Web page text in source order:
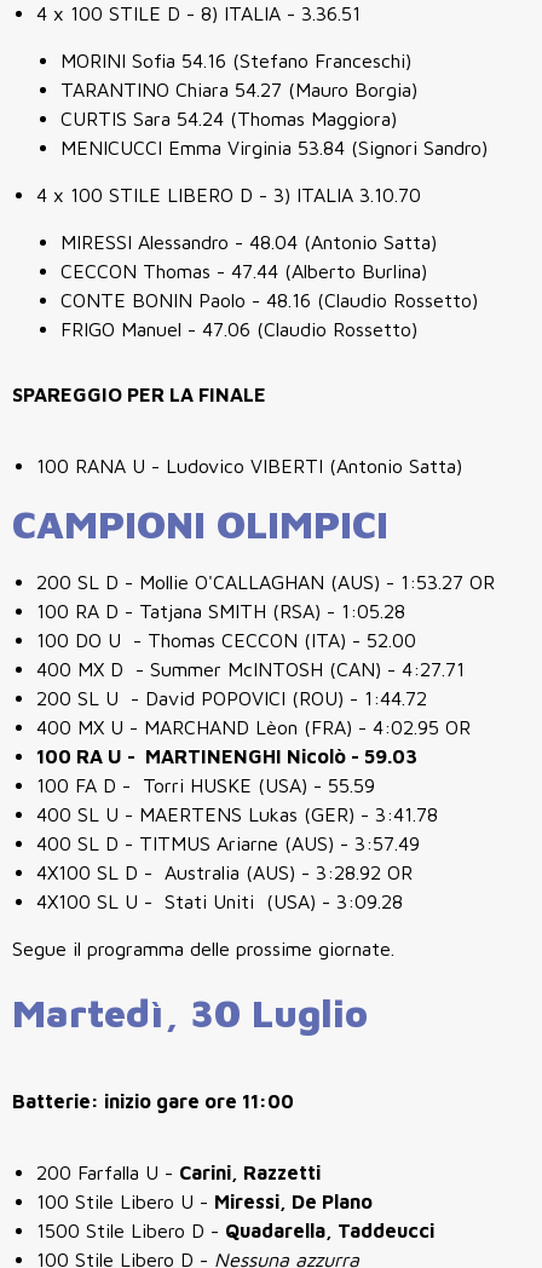
4 x 100 STILE D - 8) ITALIA - 3.36.51
MORINI Sofia 54.16 (Stefano Franceschi)
TARANTINO Chiara 54.27 (Mauro Borgia)
CURTIS Sara 54.24 (Thomas Maggiora)
MENICUCCI Emma Virginia 53.84 (Signori Sandro)
4 x 100 STILE LIBERO D - 3) ITALIA 3.10.70
MIRESSI Alessandro - 48.04 (Antonio Satta)
CECCON Thomas - 47.44 (Alberto Burlina)
CONTE BONIN Paolo - 48.16 (Claudio Rossetto)
FRIGO Manuel - 47.06 (Claudio Rossetto)
SPAREGGIO PER LA FINALE
100 RANA U - Ludovico VIBERTI (Antonio Satta)
CAMPIONI OLIMPICI
200 SL D - Mollie O'CALLAGHAN (AUS) - 1:53.27 OR
100 RA D - Tatjana SMITH (RSA) - 1:05.28
100 DO U - Thomas CECCON (ITA) - 52.00
400 MX D - Summer McINTOSH (CAN) - 4:27.71
200 SL U - David POPOVICI (ROU) - 1:44.72
400 MX U - MARCHAND Lèon (FRA) - 4:02.95 OR
100 RA U - MARTINENGHI Nicolò - 59.03
100 FA D - Torri HUSKE (USA) - 55.59
400 SL U - MAERTENS Lukas (GER) - 3:41.78
400 SL D - TITMUS Ariarne (AUS) - 3:57.49
4X100 SL D - Australia (AUS) - 3:28.92 OR
4X100 SL U - Stati Uniti (USA) - 3:09.28
Segue il programma delle prossime giornate.
Martedì, 30 Luglio
Batterie: inizio gare ore 11:00
200 Farfalla U - Carini, Razzetti
100 Stile Libero U - Miressi, De Plano
1500 Stile Libero D - Quadarella, Taddeucci
100 Stile Libero D - Nessuna azzurra